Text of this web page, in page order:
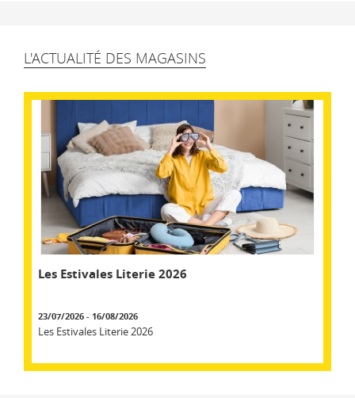
L'ACTUALITÉ DES MAGASINS
Les Estivales Literie 2026
23/07/2026 - 16/08/2026
Les Estivales Literie 2026